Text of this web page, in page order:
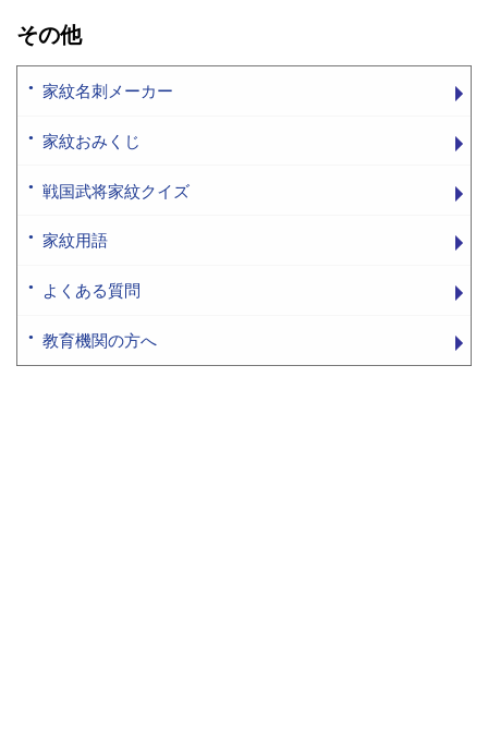
その他
家紋名刺メーカー
家紋おみくじ
戦国武将家紋クイズ
家紋用語
よくある質問
教育機関の方へ